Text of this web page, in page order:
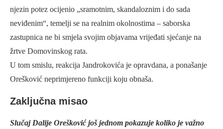
njezin potez ocijenio „sramotnim, skandaloznim i do sada
neviđenim“, temelji se na realnim okolnostima – saborska
zastupnica ne bi smjela svojim objavama vrijeđati sjećanje na
žrtve Domovinskog rata.
U tom smislu, reakcija Jandrokovića je opravdana, a ponašanje
Orešković neprimjereno funkciji koju obnaša.
Zaključna misao
Slučaj Dalije Orešković još jednom pokazuje koliko je važno